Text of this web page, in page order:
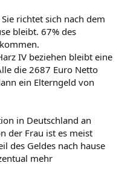
richtet sich nach dem
bleibt. 67% des
IV beziehen bleibt eine
die 2687 Euro Netto
ein Elterngeld von
in Deutschland an
der Frau ist es meist
des Geldes nach hause
mehr